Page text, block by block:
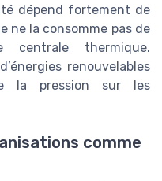
dépend fortement de
ne la consomme pas de
centrale thermique.
renouvelables
la pression sur les
comme